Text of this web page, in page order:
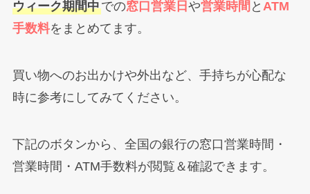
ウィーク期間中での窓口営業日 や営業時間 と ATM
手数料をまとめてます。
買い物へのお出かけや外出など、手持ちが心配な
時に参考にしてみてください。
下記のボタンから、全国の銀行の窓口営業時間・
営業時間・ATM手数料が閲覧＆確認できます。